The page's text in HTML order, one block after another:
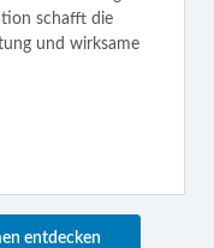
schafft die
und wirksame
entdecken